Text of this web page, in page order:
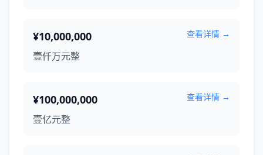
¥10,000,000 查看详情 →
壹仟万元整
¥100,000,000 查看详情 →
壹亿元整